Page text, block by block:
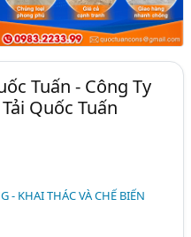
Tuấn - Công Ty
Quốc Tuấn
- KHAI THÁC VÀ CHẾ BIẾN